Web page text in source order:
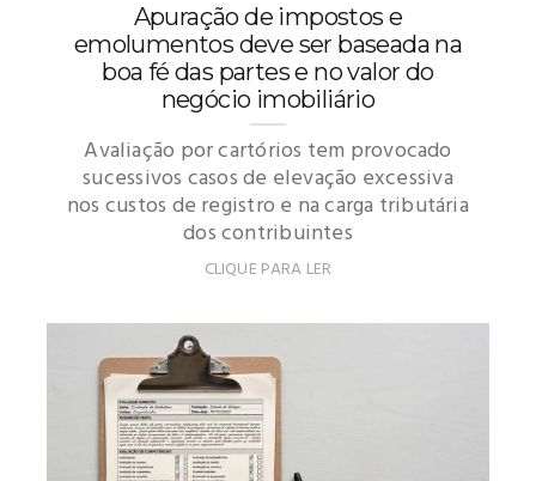
Apuração de impostos e
emolumentos deve ser baseada na
boa fé das partes e no valor do
negócio imobiliário
Avaliação por cartórios tem provocado
sucessivos casos de elevação excessiva
nos custos de registro e na carga tributária
dos contribuintes
CLIQUE PARA LER